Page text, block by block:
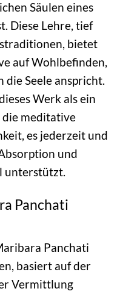
Säulen eines
Diese Lehre, tief
bietet
auf Wohlbefinden,
die Seele anspricht.
Werk als ein
die meditative
es jederzeit und
und
unterstützt.
Panchati
Panchati
basiert auf der
Vermittlung